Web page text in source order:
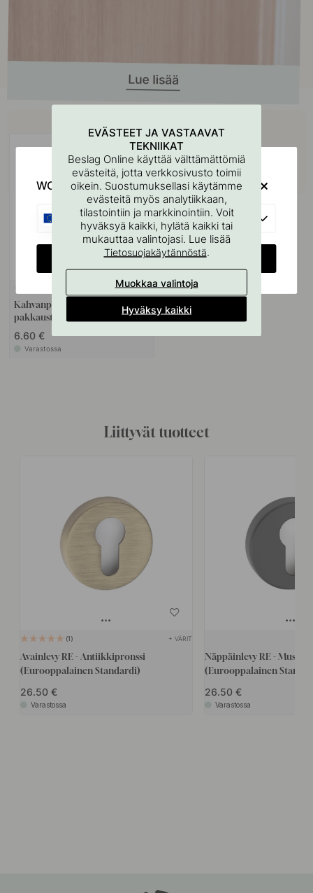
Kahvanpehmusteet - Musta 3
pakkausta
6.60 €
Varastossa
Liittyvät tuotteet
1 + VÄRIT
Avainlevy RE - Antiikkipronssi
(Eurooppalainen Standardi)
26.50
Varastossa
Näppäinlevy RE - Musta
(Eurooppalainen
26.50
Varastossa
EVÄSTEET JA VASTAAVAT
TEKNIIKAT
Beslag Online käyttää välttämättömiä
evästeitä, jotta verkkosivusto toimii
oikein. Suostumuksellasi käytämme
evästeitä myös analytiikkaan,
tilastointiin ja markkinointiin. Voit
hyväksyä kaikki, hylätä kaikki tai
mukauttaa valintojasi. Lue lisää
Tietosuojakäytännöstä.
Muokkaa valintoja
Hyväksy kaikki
WOULD YOU RATHER VISIT?
EU
CHANGE COUNTRY